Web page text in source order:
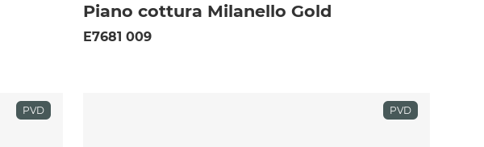
Piano cottura Milanello Gold
E7681 009
PVD PVD